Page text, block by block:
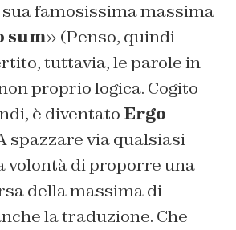
sua famosissima massima
sum» (Penso, quindi
tuttavia, le parole in
proprio logica. Cogito
è diventato Ergo
spazzare via qualsiasi
volontà di proporre una
della massima di
la traduzione. Che